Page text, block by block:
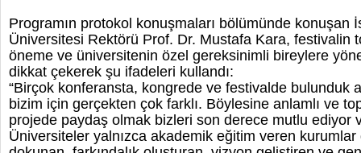
Programın protokol konuşmaları bölümünde konuşan
Üniversitesi Rektörü Prof. Dr. Mustafa Kara, festivalin
öneme ve üniversitenin özel gereksinimli bireylere
dikkat çekerek şu ifadeleri kullandı:
“Birçok konferansta, kongrede ve festivalde bulunduk
bizim için gerçekten çok farklı. Böylesine anlamlı ve
projede paydaş olmak bizleri son derece mutlu ediyor
Üniversiteler yalnızca akademik eğitim veren